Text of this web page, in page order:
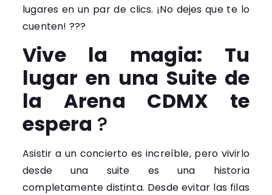
lugares en un par de clics. ¡No dejes que te lo
cuenten! ???
Vive la magia: Tu
lugar en una Suite de
la Arena CDMX te
espera ?
Asistir a un concierto es increíble, pero vivirlo
desde una suite es una historia
completamente distinta. Desde evitar las filas